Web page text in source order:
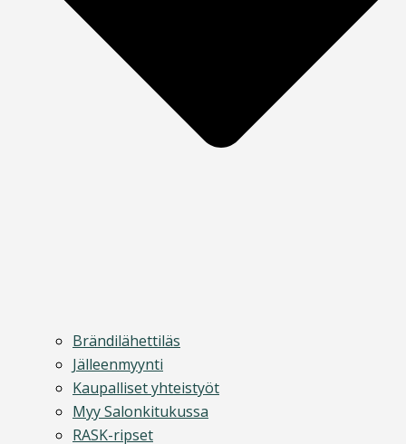
Brändilähettiläs
Jälleenmyynti
Kaupalliset yhteistyöt
Myy Salonkitukussa
RASK-ripset